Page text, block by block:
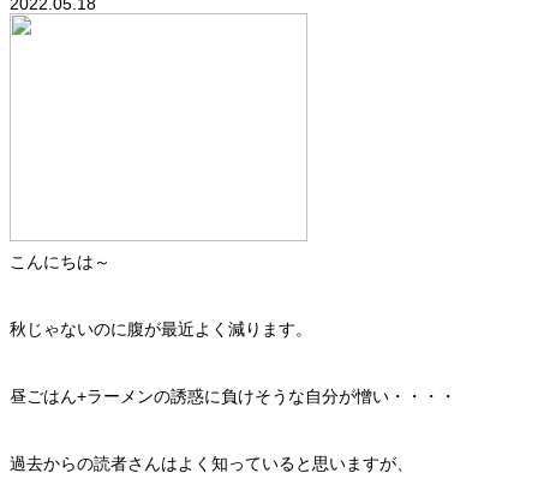
こんにちは～
秋じゃないのに腹が最近よく減ります。
昼ごはん+ラーメンの誘惑に負けそうな自分が憎い・・・・
過去からの読者さんはよく知っていると思いますが、